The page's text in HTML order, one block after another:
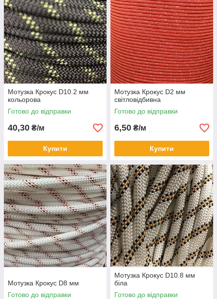
Мотузка Крокус D10.2 мм
кольорова
Готово до відправки
40,30 ₴/м
Купити
Мотузка Крокус D2 мм
світловідбивна
Готово до відправки
6,50 ₴/м
Купити
Мотузка Крокус D8 мм
Готово до відправки
Мотузка Крокус D10.8 мм
біла
Готово до відправки